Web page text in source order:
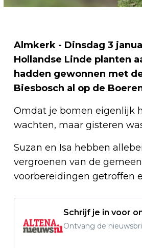
Almkerk - Dinsdag 3
Hollandse Linde planten
hadden gewonnen met
Biesbosch al op de
Omdat je bomen eigenlijk
wachten, maar gisteren
Suzan en Isa hebben
vergroenen van de
voorbereidingen getroffen
Schrijf je in voor
Ontvang de